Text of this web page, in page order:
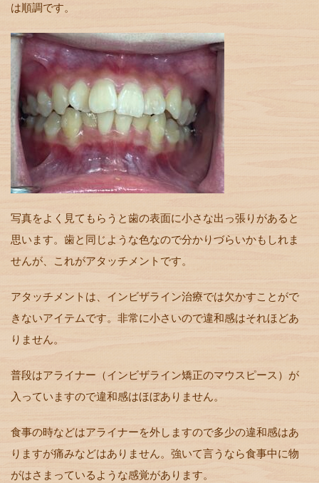
は順調です。
写真をよく見てもらうと歯の表面に小さな出っ張りがあると
思います。歯と同じような色なので分かりづらいかもしれま
せんが、これがアタッチメントです。
アタッチメントは、インビザライン治療では欠かすことがで
きないアイテムです。非常に小さいので違和感はそれほどあ
りません。
普段はアライナー（インビザライン矯正のマウスピース）が
入っていますので違和感はほぼありません。
食事の時などはアライナーを外しますので多少の違和感はあ
りますが痛みなどはありません。強いて言うなら食事中に物
がはさまっているような感覚があります。